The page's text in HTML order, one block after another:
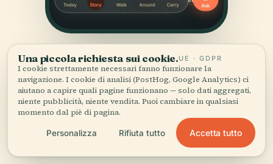
e mostrato.
Una piccola richiesta sui cookie.UE · GDPR
I cookie strettamente necessari fanno funzionare la
navigazione. I cookie di analisi (PostHog, Google Analytics) ci
aiutano a capire quali pagine funzionano — solo dati aggregati,
niente pubblicità, niente vendita. Puoi cambiare in qualsiasi
momento dal piè di pagina.
Personalizza Rifiuta tutto Accetta tutto